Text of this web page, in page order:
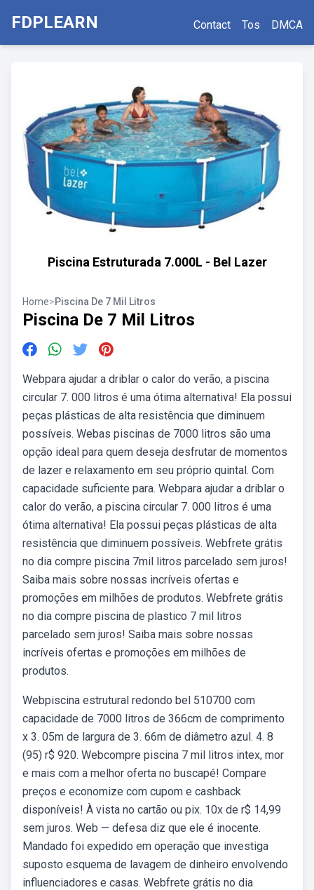
FDPLEARN Contact Tos DMCA
Piscina Estruturada 7.000L - Bel Lazer
Home>Piscina De 7 Mil Litros
Piscina De 7 Mil Litros
Webpara ajudar a driblar o calor do verão, a piscina
circular 7. 000 litros é uma ótima alternativa! Ela possui
peças plásticas de alta resistência que diminuem
possíveis. Webas piscinas de 7000 litros são uma
opção ideal para quem deseja desfrutar de momentos
de lazer e relaxamento em seu próprio quintal. Com
capacidade suficiente para. Webpara ajudar a driblar o
calor do verão, a piscina circular 7. 000 litros é uma
ótima alternativa! Ela possui peças plásticas de alta
resistência que diminuem possíveis. Webfrete grátis
no dia compre piscina 7mil litros parcelado sem juros!
Saiba mais sobre nossas incríveis ofertas e
promoções em milhões de produtos. Webfrete grátis
no dia compre piscina de plastico 7 mil litros
parcelado sem juros! Saiba mais sobre nossas
incríveis ofertas e promoções em milhões de
produtos.
Webpiscina estrutural redondo bel 510700 com
capacidade de 7000 litros de 366cm de comprimento
x 3. 05m de largura de 3. 66m de diâmetro azul. 4. 8
(95) r$ 920. Webcompre piscina 7 mil litros intex, mor
e mais com a melhor oferta no buscapé! Compare
preços e economize com cupom e cashback
disponíveis! À vista no cartão ou pix. 10x de r$ 14,99
sem juros. Web — defesa diz que ele é inocente.
Mandado foi expedido em operação que investiga
suposto esquema de lavagem de dinheiro envolvendo
influenciadores e casas. Webfrete grátis no dia